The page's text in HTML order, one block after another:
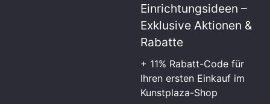
Einrichtungsideen –
Exklusive Aktionen &
Rabatte
+ 11% Rabatt-Code für
Ihren ersten Einkauf im
Kunstplaza-Shop